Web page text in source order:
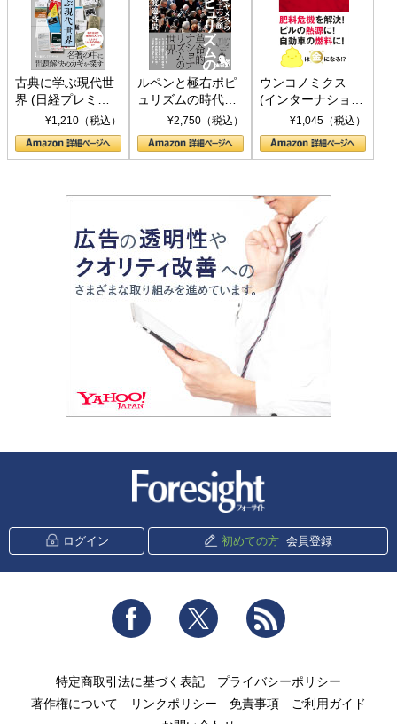
古典に学ぶ現代世
界 (日経プレミア
シリーズ)¥1,210（税込）
ルペンと極右ポピ
ュリズムの時代：
〈ヤヌス〉の二つ
の顔
¥2,750（税込）
ウンコノミクス
(インターナショナ
ル新書)¥1,045（税込）
ログイン 初めての方 会員登録
Facebook Twitter
特定商取引法に基づく表記
プライバシーポリシー
著作権について
リンクポリシー 免責事項
ご利用ガイド